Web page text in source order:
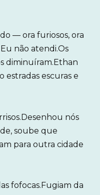
— ora furiosos, ora
não atendi.Os
diminuíram.Ethan
escuras e
nós
soube que
para outra cidade
fofocas.Fugiam da